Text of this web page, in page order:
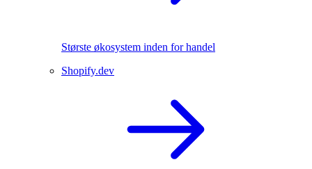
Største økosystem inden for handel
Shopify.dev